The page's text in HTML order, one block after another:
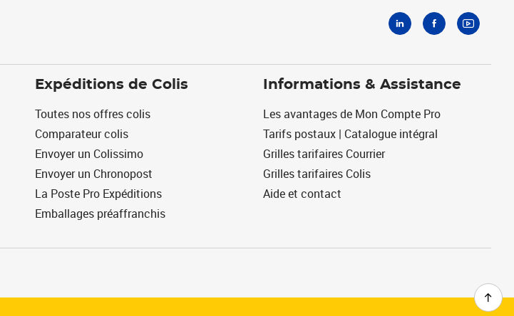
Expéditions de Colis
Toutes nos offres colis
Comparateur colis
Envoyer un Colissimo
Envoyer un Chronopost
La Poste Pro Expéditions
Emballages préaffranchis
Informations & Assistance
Les avantages de Mon Compte Pro
Tarifs postaux | Catalogue intégral
Grilles tarifaires Courrier
Grilles tarifaires Colis
Aide et contact